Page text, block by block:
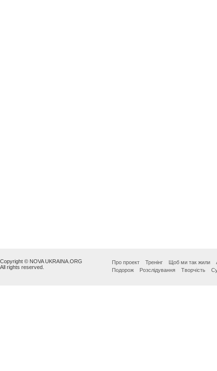
Copyright © NOVA UKRAINA.ORG
All rights reserved.
Про проект Тренінг Щоб ми так жили
Подорож
Розслідування Творчість